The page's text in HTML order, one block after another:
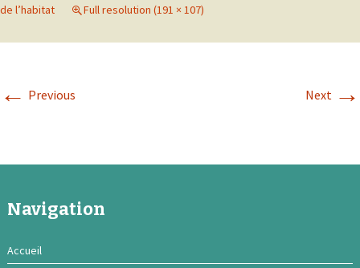
de l’habitat
Full resolution (191 × 107)
← Previous Next →
Navigation
Accueil